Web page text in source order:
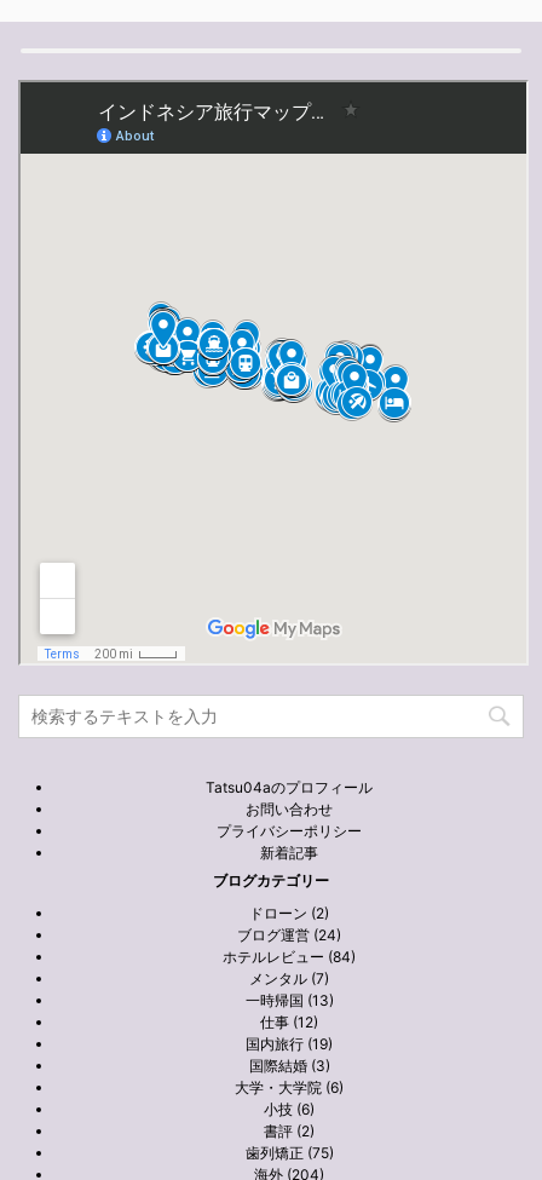
Tatsu04aのプロフィール
お問い合わせ
プライバシーポリシー
新着記事
ブログカテゴリー
ドローン (2)
ブログ運営 (24)
ホテルレビュー (84)
メンタル (7)
一時帰国 (13)
仕事 (12)
国内旅行 (19)
国際結婚 (3)
大学・大学院 (6)
小技 (6)
書評 (2)
歯列矯正 (75)
海外 (204)